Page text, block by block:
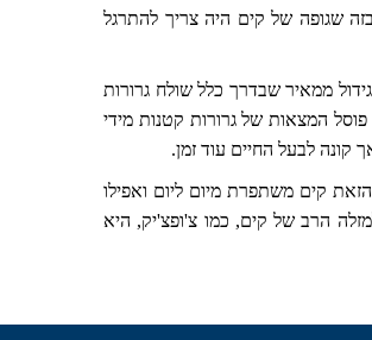
שגופה של קים היה צריך להתרגל
ממאיר שבדרך כלל שולח גרורות
פוסל המצאות של גרורות קטנות מידי
קונה לבעל החיים עוד זמן.
קים משתפרת מיום ליום ואפילו
השתפר פלאים וכי היא מתנהגת כמו שהתנהגה כשהיתה בת 5. בניגוד לאנשים, למזלה הרב של קים, כמו צ'ופצ'יק, היא